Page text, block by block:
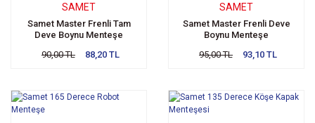
SAMET
Samet Master Frenli Tam
Deve Boynu Menteşe
90,00 TL
88,20 TL
SAMET
Samet Master Frenli Deve
Boynu Menteşe
95,00 TL
93,10 TL